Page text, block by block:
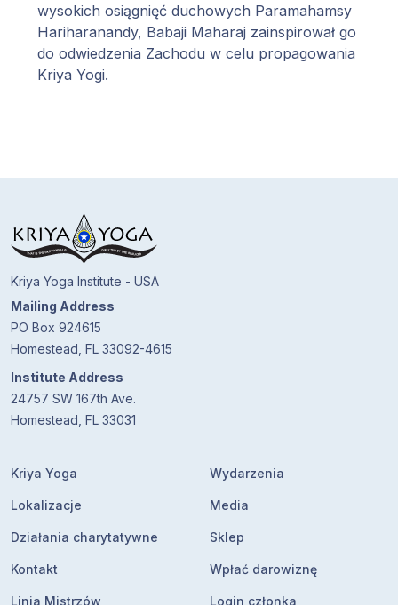
wysokich osiągnięć duchowych Paramahamsy
Hariharanandy, Babaji Maharaj zainspirował go
do odwiedzenia Zachodu w celu propagowania
Kriya Yogi.
Kriya Yoga Institute - USA
Mailing Address
PO Box 924615
Homestead, FL 33092-4615
Institute Address
24757 SW 167th Ave.
Homestead, FL 33031
Kriya Yoga
Lokalizacje
Działania charytatywne
Kontakt
Linia Mistrzów
Wydarzenia
Media
Sklep
Wpłać darowiznę
Login członka